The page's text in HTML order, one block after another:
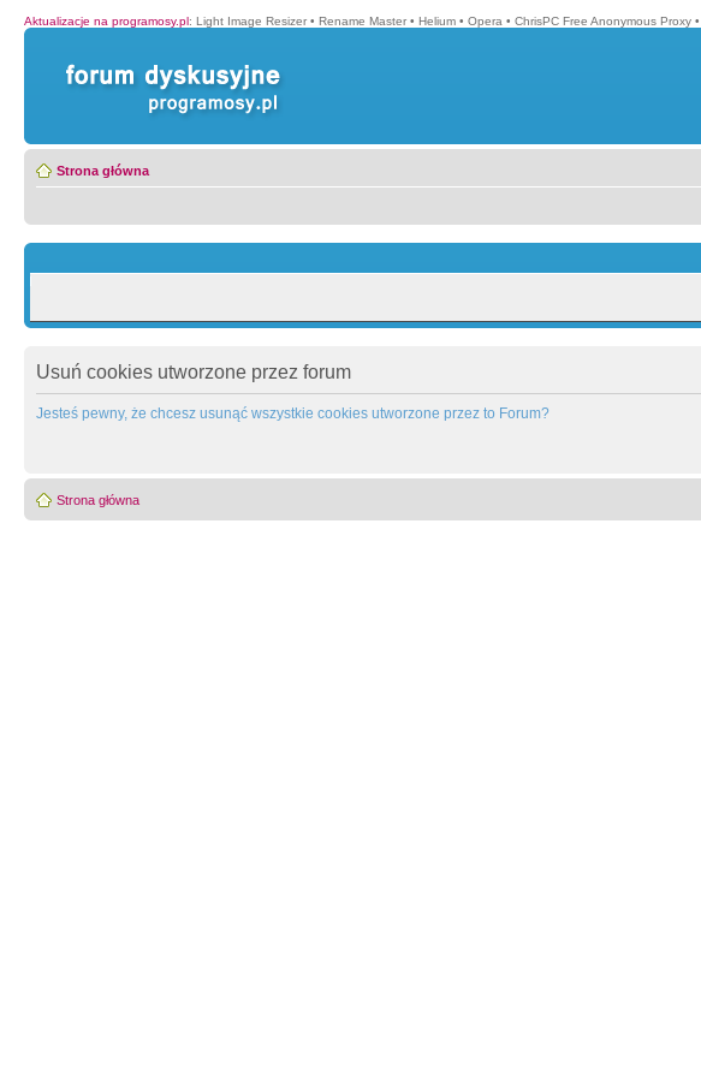
Aktualizacje na programosy.pl: Light Image Resizer • Rename Master • Helium • Opera • ChrisPC Free Anonymous Proxy •
Strona główna
Usuń cookies utworzone przez forum
Jesteś pewny, że chcesz usunąć wszystkie cookies utworzone przez to Forum?
Strona główna